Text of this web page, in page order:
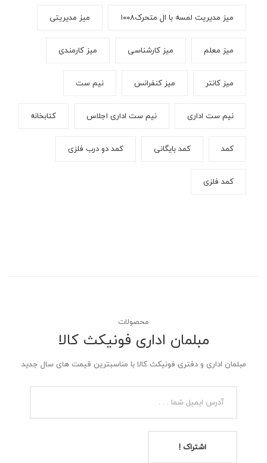
میز مدیریت لمسه با ال متحرک۱۰۰۸ میز مدیریتی
میز معلم میز کارشناسی میز کارمندی
میز کانتر میز کنفرانس نیم ست
نیم ست اداری نیم ست اداری اجلاس کتابخانه
کمد کمد بایگانی کمد دو درب فلزی
کمد فلزی
محصولات
مبلمان اداری فونیکث کالا
مبلمان اداری و دفتری فونیکث کالا با مناسبترین قیمت های سال جدید
اشتراک !